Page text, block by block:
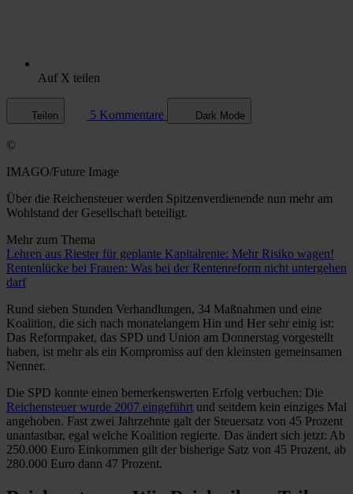
Auf X teilen
Teilen 5 Kommentare Dark Mode
©
IMAGO/Future Image
Über die Reichensteuer werden Spitzenverdienende nun mehr am
Wohlstand der Gesellschaft beteiligt.
Mehr zum Thema
Lehren aus Riester für geplante Kapitalrente: Mehr Risiko wagen!
Rentenlücke bei Frauen: Was bei der Rentenreform nicht untergehen
darf
Rund sieben Stunden Verhandlungen, 34 Maßnahmen und eine
Koalition, die sich nach monatelangem Hin und Her sehr einig ist:
Das Reformpaket, das SPD und Union am Donnerstag vorgestellt
haben, ist mehr als ein Kompromiss auf den kleinsten gemeinsamen
Nenner.
Die SPD konnte einen bemerkenswerten Erfolg verbuchen: Die
Reichensteuer wurde 2007 eingeführt und seitdem kein einziges Mal
angehoben. Fast zwei Jahrzehnte galt der Steuersatz von 45 Prozent
unantastbar, egal welche Koalition regierte. Das ändert sich jetzt: Ab
250.000 Euro Einkommen gilt der bisherige Satz von 45 Prozent, ab
280.000 Euro dann 47 Prozent.